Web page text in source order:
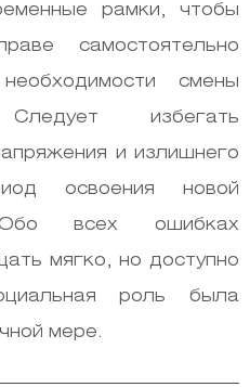
рамки, чтобы
самостоятельно
смены
Следует избегать
и излишнего
освоения новой
Обо всех ошибках
мягко, но доступно
роль была
мере.